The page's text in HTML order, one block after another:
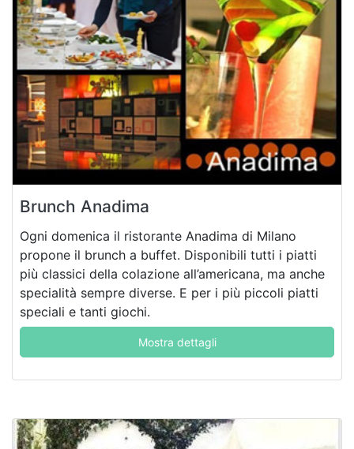
Brunch Anadima
Ogni domenica il ristorante Anadima di Milano
propone il brunch a buffet. Disponibili tutti i piatti
più classici della colazione all’americana, ma anche
specialità sempre diverse. E per i più piccoli piatti
speciali e tanti giochi.
Mostra dettagli